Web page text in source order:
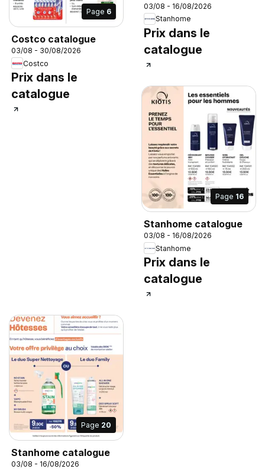
Page 6
Costco catalogue
03/08 - 30/08/2026
Costco
Prix dans le
catalogue
03/08 - 16/08/2026
Stanhome
Prix dans le
catalogue
Page 16
Stanhome catalogue
03/08 - 16/08/2026
Stanhome
Prix dans le
catalogue
Page 20
Stanhome catalogue
03/08 - 16/08/2026